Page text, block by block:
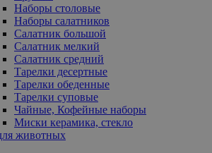
Наборы столовые
Наборы салатников
Салатник большой
Салатник мелкий
Салатник средний
Тарелки десертные
Тарелки обеденные
Тарелки суповые
Чайные, Кофейные наборы
Миски керамика, стекло
животных